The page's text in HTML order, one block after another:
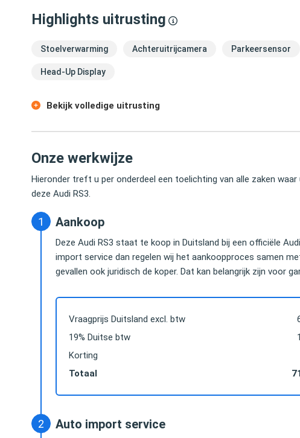
Highlights uitrusting
Stoelverwarming Achteruitrijcamera Parkeersensor
Head-Up Display
Bekijk volledige uitrusting
Onze werkwijze
Hieronder treft u per onderdeel een toelichting van alle zaken
deze Audi RS3.
Aankoop
Deze Audi RS3 staat te koop in Duitsland bij een officiële
import service dan regelen wij het aankoopproces samen
gevallen ook juridisch de koper. Dat kan belangrijk zijn voor
Vraagprijs Duitsland excl. btw
19% Duitse btw
Korting
Totaal
Auto import service
goede prijs. Alles netjes geregeld, hassle free,
geen omkijken naar. En heel betrouwbaar.